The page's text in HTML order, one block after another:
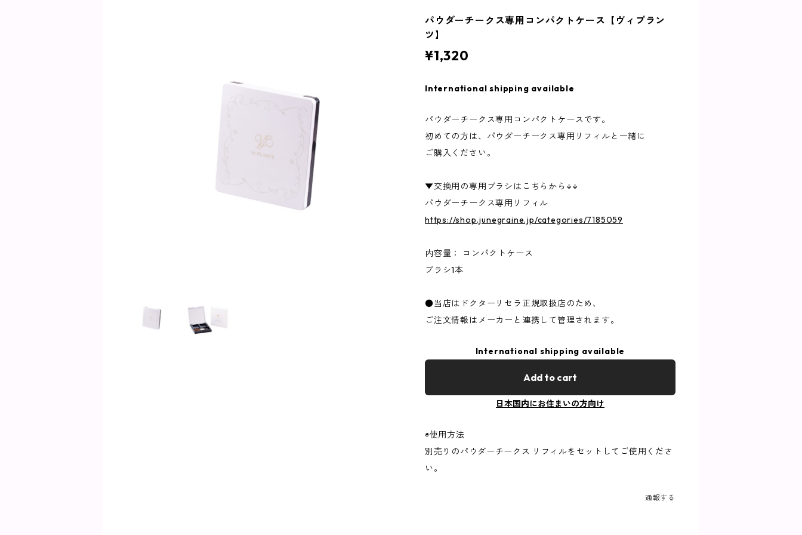
パウダーチークス専用コンパクトケース【ヴィプラン
ツ】
¥1,320
International shipping available
パウダーチークス専用コンパクトケースです。
初めての方は、パウダーチークス専用リフィルと一緒に
ご購入ください。
▼交換用の専用ブラシはこちらから↓↓
パウダーチークス専用リフィル
https://shop.junegraine.jp/categories/7185059
内容量： コンパクトケース
ブラシ1本
●当店はドクターリセラ正規取扱店のため、
ご注文情報はメーカーと連携して管理されます。
International shipping available
Add to cart
日本国内にお住まいの方向け
◉使用方法
別売りのパウダーチークス リフィルをセットしてご使用くださ
い。
通報する